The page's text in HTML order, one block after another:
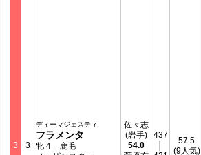
3 3
ディーマジェスティ
フラメンタ
牝 4 鹿毛
佐々志
(岩手)
54.0
437
57.5
(9人気)